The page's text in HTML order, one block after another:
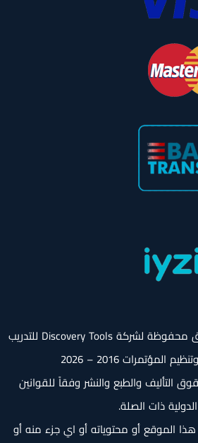
Copyright © كافة الحقوق محفوظة لشركة Discovery Tools للتدريب
المؤتمرات 2016 – 2026
والطبع والنشر وفقاً للقوانين
الدولية ذات الصلة.
هذا الموقع أو محتوياته أو اي جزء منه أو